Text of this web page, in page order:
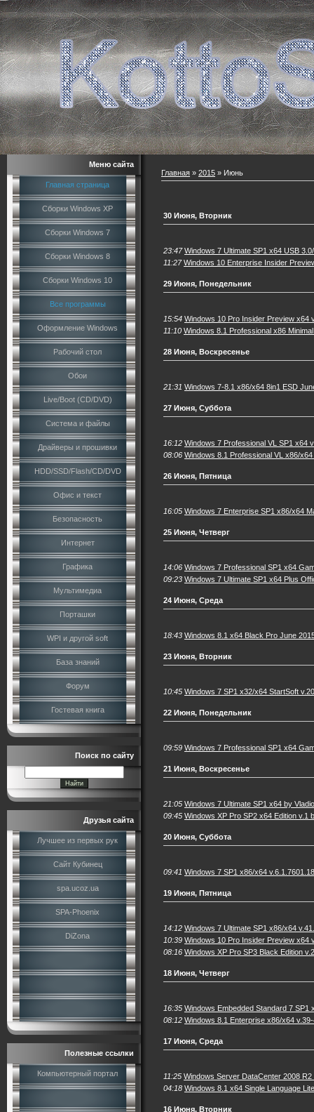
Меню сайта
Главная страница
Сборки Windows XP
Сборки Windows 7
Сборки Windows 8
Сборки Windows 10
Все программы
Оформление Windows
Рабочий стол
Обои
Live/Boot (CD/DVD)
Система и файлы
Драйверы и прошивки
HDD/SSD/Flash/CD/DVD
Офис и текст
Безопасность
Интернет
Графика
Мультимедиа
Порташки
WPI и другой soft
База знаний
Форум
Гостевая книга
Поиск по сайту
Друзья сайта
Лучшее из первых рук
Сайт Кубинец
spa.ucoz.ua
SPA-Phoenix
DiZona
Полезные ссылки
Компьютерный портал
Главная » 2015 » Июнь
30 Июня, Вторник
23:47 Windows 7 Ultimate SP1 x64 USB
11:27 Windows 10 Enterprise Insider
29 Июня, Понедельник
15:54 Windows 10 Pro Insider Preview x64
11:10 Windows 8.1 Professional x86
28 Июня, Воскресенье
21:31 Windows 7-8.1 x86/x64 8in1 ESD
27 Июня, Суббота
16:12 Windows 7 Professional VL SP1 x64
08:06 Windows 8.1 Professional VL x86/
26 Июня, Пятница
16:05 Windows 7 Enterprise SP1 x86/x64
25 Июня, Четверг
14:06 Windows 7 Professional SP1 x64
09:23 Windows 7 Ultimate SP1 x64 Plus
24 Июня, Среда
18:43 Windows 8.1 x64 Black Pro June
23 Июня, Вторник
10:45 Windows 7 SP1 x32/x64 StartSoft
22 Июня, Понедельник
09:59 Windows 7 Professional SP1 x64
21 Июня, Воскресенье
21:05 Windows 7 Ultimate SP1 x64 by
09:45 Windows XP Pro SP2 x64 Edition v.1
20 Июня, Суббота
09:41 Windows 7 SP1 x86/x64
19 Июня, Пятница
14:12 Windows 7 Ultimate SP1 x86/x64
10:39 Windows 10 Pro Insider Preview x64
08:16 Windows XP Pro SP3 Black Edition
18 Июня, Четверг
16:35 Windows Embedded Standard 7
08:12 Windows 8.1 Enterprise x86/x64
17 Июня, Среда
11:25 Windows Server DataCenter 2008
04:18 Windows 8.1 x64 Single Language
16 Июня, Вторник